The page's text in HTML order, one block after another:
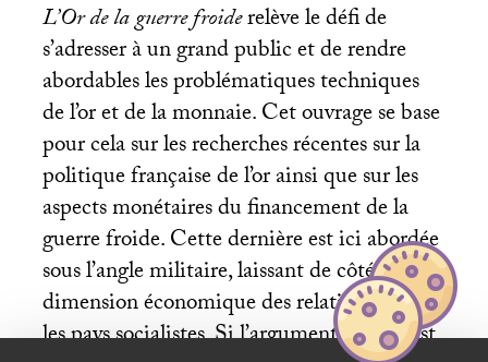
L’Or de la guerre froiderelève le défi de
s’adresser à un grand public et de rendre
abordables les problématiques techniques
de l’or et de la monnaie. Cet ouvrage se base
pour cela sur les recherches récentes sur la
politique française de l’or ainsi que sur les
aspects monétaires du financement de la
guerre froide. Cette dernière est ici abordée
sous l’angle militaire, laissant de côté la
dimension économique des relations avec
les pays socialistes. Si l’argument central est